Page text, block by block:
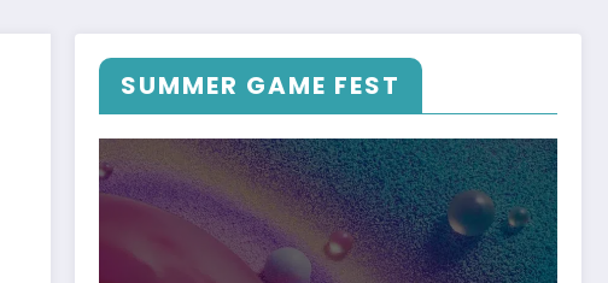
SUMMER GAME FEST